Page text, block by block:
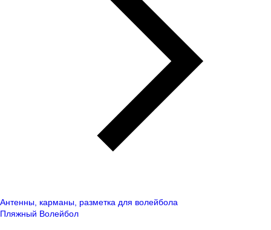
Антенны, карманы, разметка для волейбола
Пляжный Волейбол